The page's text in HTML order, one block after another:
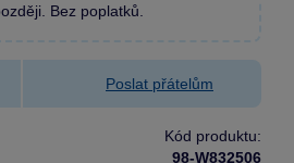
Bez poplatků.
Poslat přátelům
Kód produktu:
98-W832506